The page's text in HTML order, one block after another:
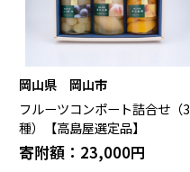
岡山県 岡山市
フルーツコンポート詰合せ（3
種）【高島屋選定品】
寄附額：23,000円